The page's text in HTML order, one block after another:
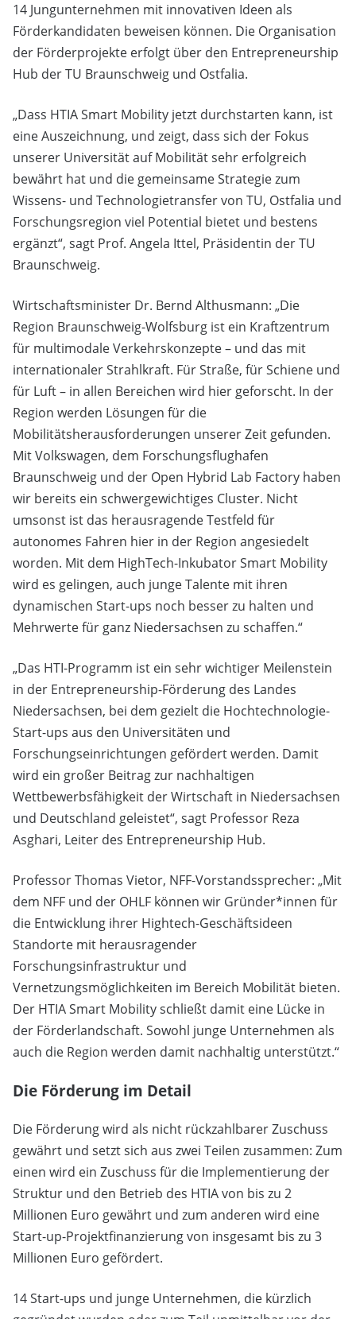
14 Jungunternehmen mit innovativen Ideen als
Förderkandidaten beweisen können. Die Organisation
der Förderprojekte erfolgt über den Entrepreneurship
Hub der TU Braunschweig und Ostfalia.
„Dass HTIA Smart Mobility jetzt durchstarten kann, ist
eine Auszeichnung, und zeigt, dass sich der Fokus
unserer Universität auf Mobilität sehr erfolgreich
bewährt hat und die gemeinsame Strategie zum
Wissens- und Technologietransfer von TU, Ostfalia und
Forschungsregion viel Potential bietet und bestens
ergänzt“, sagt Prof. Angela Ittel, Präsidentin der TU
Braunschweig.
Wirtschaftsminister Dr. Bernd Althusmann: „Die
Region Braunschweig-Wolfsburg ist ein Kraftzentrum
für multimodale Verkehrskonzepte – und das mit
internationaler Strahlkraft. Für Straße, für Schiene und
für Luft – in allen Bereichen wird hier geforscht. In der
Region werden Lösungen für die
Mobilitätsherausforderungen unserer Zeit gefunden.
Mit Volkswagen, dem Forschungsflughafen
Braunschweig und der Open Hybrid Lab Factory haben
wir bereits ein schwergewichtiges Cluster. Nicht
umsonst ist das herausragende Testfeld für
autonomes Fahren hier in der Region angesiedelt
worden. Mit dem HighTech-Inkubator Smart Mobility
wird es gelingen, auch junge Talente mit ihren
dynamischen Start-ups noch besser zu halten und
Mehrwerte für ganz Niedersachsen zu schaffen.“
„Das HTI-Programm ist ein sehr wichtiger Meilenstein
in der Entrepreneurship-Förderung des Landes
Niedersachsen, bei dem gezielt die Hochtechnologie-
Start-ups aus den Universitäten und
Forschungseinrichtungen gefördert werden. Damit
wird ein großer Beitrag zur nachhaltigen
Wettbewerbsfähigkeit der Wirtschaft in Niedersachsen
und Deutschland geleistet“, sagt Professor Reza
Asghari, Leiter des Entrepreneurship Hub.
Professor Thomas Vietor, NFF-Vorstandssprecher: „Mit
dem NFF und der OHLF können wir Gründer*innen für
die Entwicklung ihrer Hightech-Geschäftsideen
Standorte mit herausragender
Forschungsinfrastruktur und
Vernetzungsmöglichkeiten im Bereich Mobilität bieten.
Der HTIA Smart Mobility schließt damit eine Lücke in
der Förderlandschaft. Sowohl junge Unternehmen als
auch die Region werden damit nachhaltig unterstützt.“
Die Förderung im Detail
Die Förderung wird als nicht rückzahlbarer Zuschuss
gewährt und setzt sich aus zwei Teilen zusammen: Zum
einen wird ein Zuschuss für die Implementierung der
Struktur und den Betrieb des HTIA von bis zu 2
Millionen Euro gewährt und zum anderen wird eine
Start-up-Projektfinanzierung von insgesamt bis zu 3
Millionen Euro gefördert.
14 Start-ups und junge Unternehmen, die kürzlich